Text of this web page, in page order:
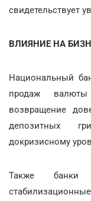
свидетельствует
ВЛИЯНИЕ НА
Национальный
продаж
возвращение
депозитных
докризисному
Также банки